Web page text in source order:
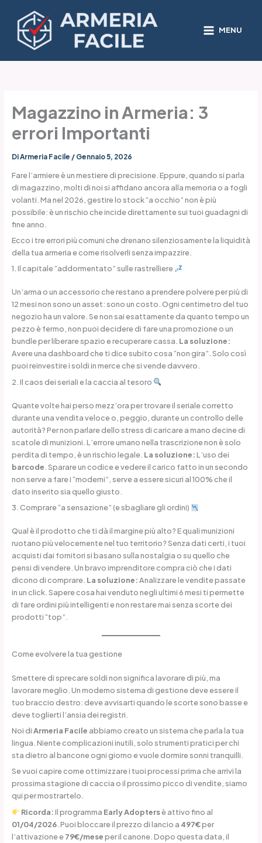
contenuto
MENU
Magazzino in Armeria: 3
errori Importanti
DiArmeria Facile / Gennaio 5, 2026
Fare l’armiere è un mestiere di precisione. Eppure, quando si parla
di magazzino, molti di noi si affidano ancora alla memoria o a fogli
volanti. Ma nel 2026, gestire lo stock “a occhio” non è più
possibile: è un rischio che incide direttamente sui tuoi guadagni di
fine anno.
Ecco i tre errori più comuni che drenano silenziosamente la liquidità
della tua armeria e come risolverli senza impazzire.
1. Il capitale “addormentato” sulle rastrelliere
Un’arma o un accessorio che restano a prendere polvere per più di
12 mesi non sono un asset: sono un costo. Ogni centimetro del tuo
negozio ha un valore. Se non sai esattamente da quanto tempo un
pezzo è fermo, non puoi decidere di fare una promozione o un
bundle per liberare spazio e recuperare cassa. La soluzione:
Avere una dashboard che ti dice subito cosa “non gira”. Solo così
puoi reinvestire i soldi in merce che si vende davvero.
2. Il caos dei seriali e la caccia al tesoro
Quante volte hai perso mezz’ora per trovare il seriale corretto
durante una vendita veloce o, peggio, durante un controllo delle
autorità? Per non parlare dello stress di caricare a mano decine di
scatole di munizioni. L’errore umano nella trascrizione non è solo
perdita di tempo, è un rischio legale. La soluzione:L’uso dei
barcode . Sparare un codice e vedere il carico fatto in un secondo
non serve a fare i “moderni”, serve a essere sicuri al 100% che il
dato inserito sia quello giusto.
3. Comprare “a sensazione” (e sbagliare gli ordini)
Qual è il prodotto che ti dà il margine più alto? E quali munizioni
ruotano più velocemente nel tuo territorio? Senza dati certi, i tuoi
acquisti dai fornitori si basano sulla nostalgia o su quello che
pensi di vendere. Un bravo imprenditore compra ciò che i dati
dicono di comprare. La soluzione:Analizzare le vendite passate
in un click. Sapere cosa hai venduto negli ultimi 6 mesi ti permette
di fare ordini più intelligenti e non restare mai senza scorte dei
prodotti “top”.
Come evolvere la tua gestione
Smettere di sprecare soldi non significa lavorare di più, ma
lavorare meglio. Un moderno sistema di gestione deve essere il
tuo braccio destro: deve avvisarti quando le scorte sono basse e
deve toglierti l’ansia dei registri.
Noi diArmeria Facile abbiamo creato un sistema che parla la tua
lingua. Niente complicazioni inutili, solo strumenti pratici per chi
sta dietro al bancone ogni giorno e vuole dormire sonni tranquilli.
Se vuoi capire come ottimizzare i tuoi processi prima che arrivi la
prossima stagione di caccia o il prossimo picco di vendite, siamo
qui per mostrartelo.
Ricorda:Il programma Early Adoptersè attivo fino al
01/04/2026. Puoi bloccare il prezzo di lancio a 497€per
l’attivazione e79€/meseper il canone. Dopo questa data, il